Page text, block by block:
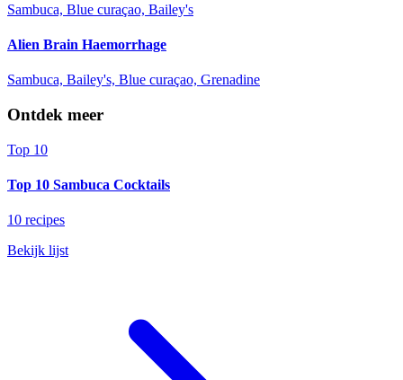
Sambuca, Blue curaçao, Bailey's
Alien Brain Haemorrhage
Sambuca, Bailey's, Blue curaçao, Grenadine
Ontdek meer
Top 10
Top 10 Sambuca Cocktails
10 recipes
Bekijk lijst